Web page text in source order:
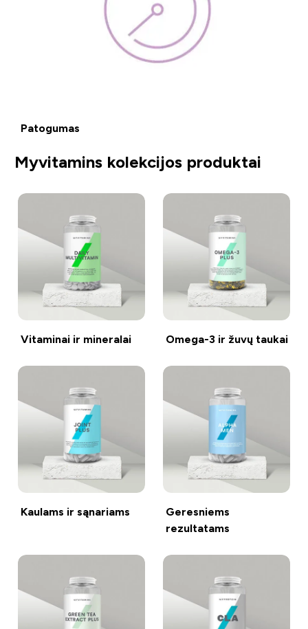
Patogumas
Myvitamins kolekcijos produktai
Vitaminai ir mineralai Omega-3 ir žuvų taukai
Kaulams ir sąnariams
Geresniems
rezultatams